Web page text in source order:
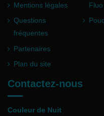
Mentions légales
Questions
fréquentes
Partenaires
Plan du site
Fluo
Contactez-nous
Couleur de Nuit